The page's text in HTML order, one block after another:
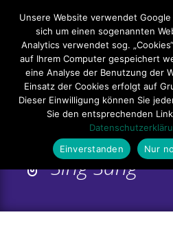
Impressum Datenschutzerklärung
Sitemap
Kontakt
Sing Sang
Hauptmenü
Unsere Website verwendet
sich um einen sogenannten
Analytics verwendet sog.
auf Ihrem Computer gespeichert
eine Analyse der Benutzung der
Einsatz der Cookies erfolgt auf
Dieser Einwilligung können Sie
Sie den entsprechenden
Einverstanden
Nur